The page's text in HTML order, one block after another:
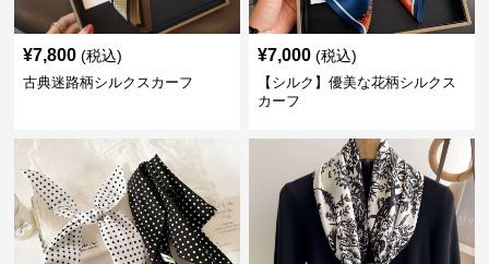
¥7,800 (税込)
古典迷路柄シルクスカーフ
¥7,000 (税込)
【シルク】優美な花柄シルクス
カーフ